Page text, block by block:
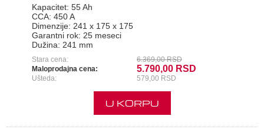
Kapacitet: 55 Ah
CCA: 450 A
Dimenzije: 241 x 175 x 175
Garantni rok: 25 meseci
Dužina: 241 mm
Stara cena:
6.369,00 RSD
Maloprodajna cena:
5.790,00 RSD
Ušteda: 579,00 RSD
U KORPU